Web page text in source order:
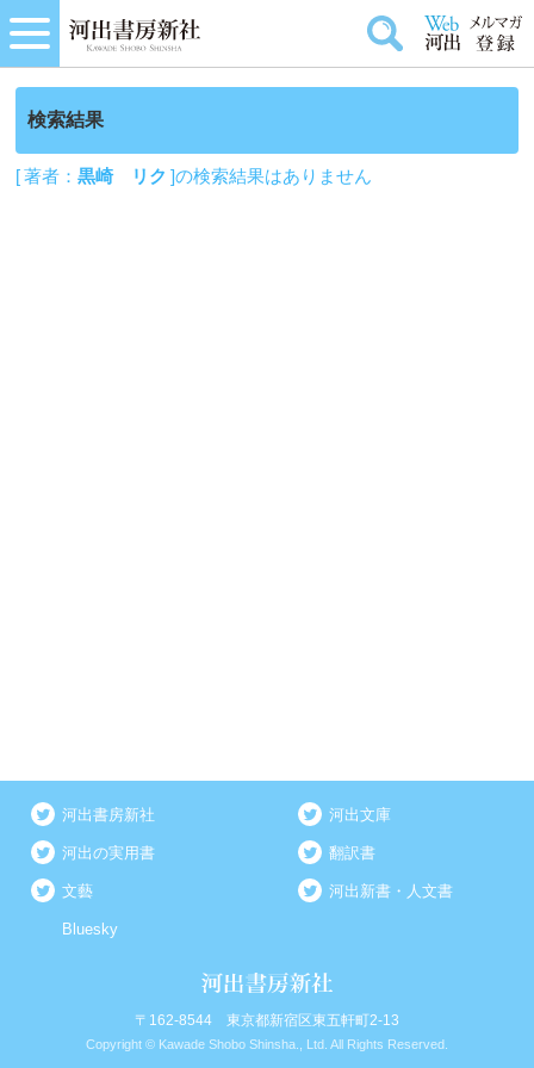
検索結果
[ 著者：黒崎 リク ]の検索結果はありません
河出書房新社 河出文庫
河出の実用書 翻訳書
文藝 河出新書・人文書
Bluesky
〒162-8544 東京都新宿区東五軒町2-13
Copyright © Kawade Shobo Shinsha., Ltd. All Rights Reserved.